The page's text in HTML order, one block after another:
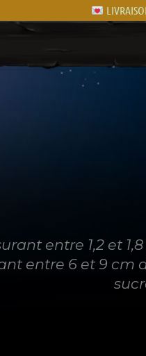
entre 1,2 et
entre 6 et 9 cm